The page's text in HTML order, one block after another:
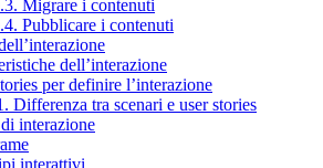
Migrare i contenuti
Pubblicare i contenuti
dell’interazione
per definire l’interazione
Differenza tra scenari e user stories
interazione
interattivi